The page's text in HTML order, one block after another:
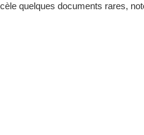
quelques documents rares,